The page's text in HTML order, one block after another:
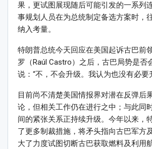
果，更试图展现随后可能引发的一系列
事规划人员在为总统制定备选方案时，
纳入考量。
特朗普总统今天回应在美国起诉古巴前
罗（Raúl Castro）之后，古巴局势是否
说：“不，不会升级。我认为也没有必要
目前尚不清楚美国情报界对潜在反弹后
论，但相关工作仍在进行之中；与此同
间的紧张关系正持续升级。今年以来，
了更多制裁措施，将矛头指向古巴军方
大了力度试图切断古巴获取燃料及利用